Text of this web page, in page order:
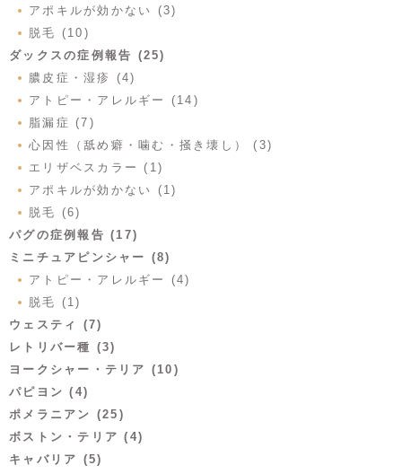
アポキルが効かない (3)
脱毛 (10)
ダックスの症例報告 (25)
膿皮症・湿疹 (4)
アトピー・アレルギー (14)
脂漏症 (7)
心因性（舐め癖・噛む・掻き壊し） (3)
エリザベスカラー (1)
アポキルが効かない (1)
脱毛 (6)
パグの症例報告 (17)
ミニチュアピンシャー (8)
アトピー・アレルギー (4)
脱毛 (1)
ウェスティ (7)
レトリバー種 (3)
ヨークシャー・テリア (10)
パピヨン (4)
ポメラニアン (25)
ボストン・テリア (4)
キャバリア (5)